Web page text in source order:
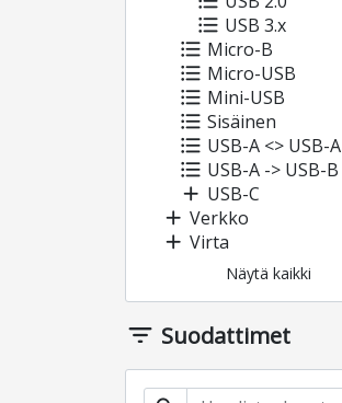
format_list_bulleted USB 3.x
format_list_bulleted Micro-B
format_list_bulleted Micro-USB
format_list_bulleted Mini-USB
format_list_bulleted Sisäinen
format_list_bulleted USB-A <> USB-A
format_list_bulleted USB-A -> USB-B
add USB-C
add Verkko
add Virta
Näytä kaikki
filter_list Suodattimet